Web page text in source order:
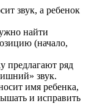
звук, а ребенок
найти
(начало,
предлагают ряд
звук.
имя ребенка,
и исправить